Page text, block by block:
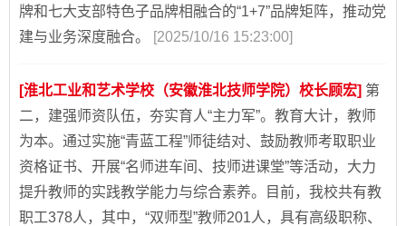
牌和七大支部特色子品牌相融合的“1+7”品牌矩阵，推动党
建与业务深度融合。
[2025/10/16 15:23:00]
[淮北工业和艺术学校（安徽淮北技师学院）校长顾宏] 第
二，建强师资队伍，夯实育人“主力军”。教育大计，教师
为本。通过实施“青蓝工程”师徒结对、鼓励教师考取职业
资格证书、开展“名师进车间、技师进课堂”等活动，大力
提升教师的实践教学能力与综合素养。目前，我校共有教
职工378人，其中，“双师型”教师201人，具有高级职称、